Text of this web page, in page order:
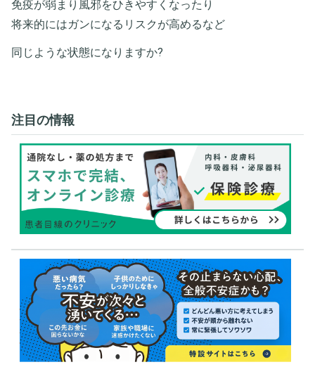
免疫が弱まり風邪をひきやすくなったり
将来的にはガンになるリスクが高めるなど
同じような状態になりますか?
注目の情報